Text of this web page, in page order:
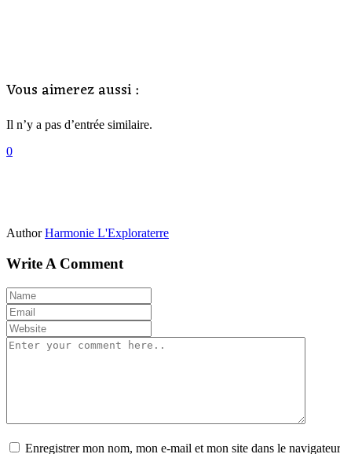
Vous aimerez aussi :
Il n’y a pas d’entrée similaire.
0
Author Harmonie L'Exploraterre
Write A Comment
Enregistrer mon nom, mon e-mail et mon site dans le